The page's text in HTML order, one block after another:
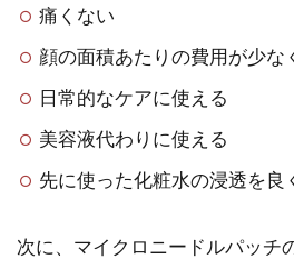
痛くない
顔の面積あたりの費用が少な
日常的なケアに使える
美容液代わりに使える
先に使った化粧水の浸透を良
次に、マイクロニードルパッチ